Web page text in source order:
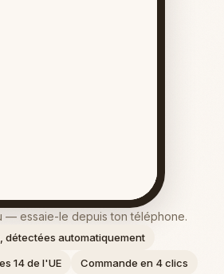
— essaie-le depuis ton téléphone.
détectées automatiquement
14 de l'UE
Commande en 4 clics